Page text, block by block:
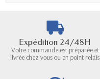
Expédition 24/48H
Votre commande est préparée et
livrée chez vous ou en point relais